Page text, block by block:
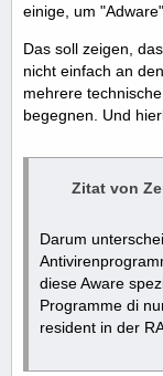
einige, um
Das soll zeigen,
nicht einfach an
mehrere
begegnen. Und
Zitat von
Darum
diese Aware
Programme di
resident in der